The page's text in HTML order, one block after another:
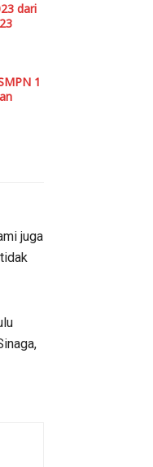
dari
1
juga